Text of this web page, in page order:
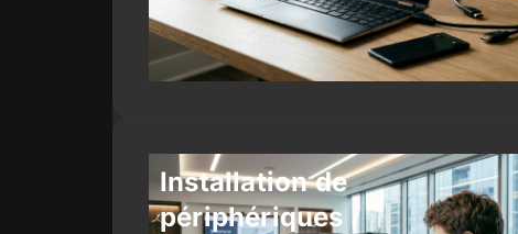
Installation de
périphériques